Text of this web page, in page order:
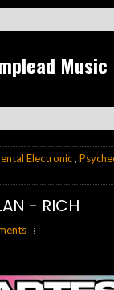
Music
Electronic,
- RICH